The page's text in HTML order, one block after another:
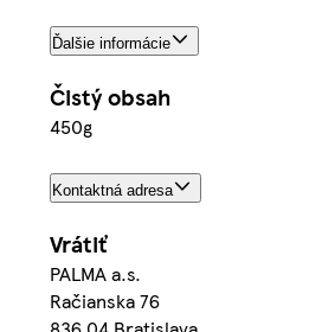
Ďalšie informácie
Čistý obsah
450g
Kontaktná adresa
Vrátiť
PALMA a.s.
Račianska 76